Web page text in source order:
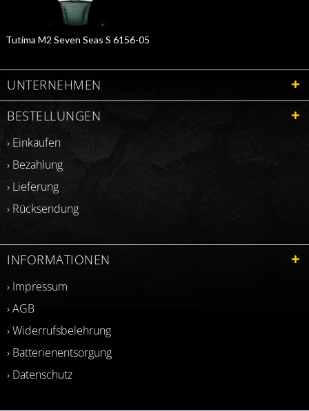
Tutima M2 Seven Seas S 6156-05
UNTERNEHMEN
BESTELLUNGEN
› Einkaufen
› Bezahlung
› Lieferung
› Rücksendung
INFORMATIONEN
› Impressum
› AGB
› Widerrufsbelehrung
› Batterienentsorgung
› Datenschutz